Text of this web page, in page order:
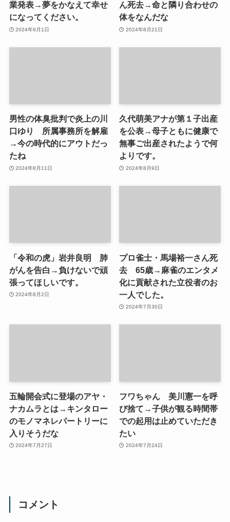
業発表→夢をかなえて幸せ
になってください。
2024年9月1日
ん死去→命と隣り合わせの
体をなんだな
2024年8月21日
男性の体臭批判で炎上の川
口ゆり 所属事務所を解雇
→今の時代的にアウトだっ
たね
2024年8月11日
久代萌美アナが第１子出産
を公表→母子ともに健康で
無事ご出産されたようで何
よりです。
2024年8月9日
「令和の虎」岩井良明 肺
がんを告白→負けないで頑
張ってほしいです。
2024年8月2日
プロ雀士・馬場裕一さん死
去 65歳→麻雀のエンタメ
化に貢献された立役者のお
一人でした。
2024年7月30日
五輪開会式に登場のアヤ・
ナカムラとは→キンタロー
のモノマネレパートリーに
入りそうだな
2024年7月27日
フワちゃん 美川憲一を呼
び捨て→子供が観る時間帯
での起用は止めていただき
たい
2024年7月24日
コメント